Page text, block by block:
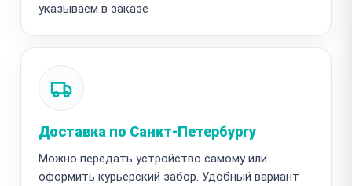
указываем в заказе
Доставка по Санкт-Петербургу
Можно передать устройство самому или
оформить курьерский забор. Удобный вариант